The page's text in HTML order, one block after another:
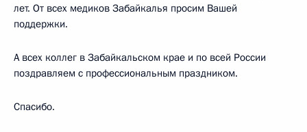
лет. От всех медиков Забайкалья просим Вашей
поддержки.
А всех коллег в Забайкальском крае и по всей России
поздравляем с профессиональным праздником.
Спасибо.